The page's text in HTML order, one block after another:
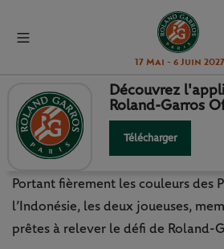
17 Mai - 6 Juin 2027
EALA ET TJEN,
DE L’ASIE DU SUD-EST
Portant fièrement les couleurs des
l’Indonésie, les deux joueuses,
prêtes à relever le défi de Roland-
Découvrez
Roland-Garros
Télécharger